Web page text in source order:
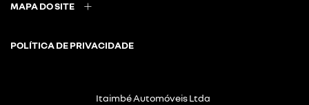
MAPA DO SITE
POLÍTICA DE PRIVACIDADE
Itaimbé Automóveis Ltda